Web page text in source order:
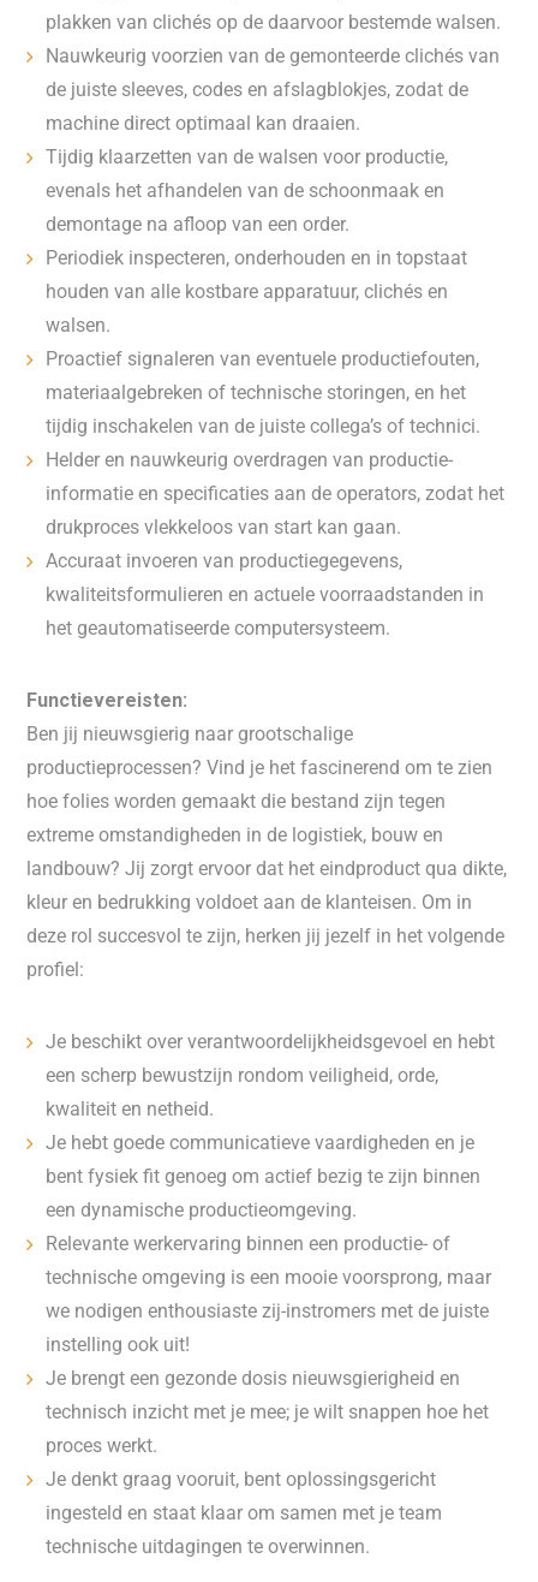
plakken van clichés op de daarvoor bestemde walsen.
Nauwkeurig voorzien van de gemonteerde clichés van
de juiste sleeves, codes en afslagblokjes, zodat de
machine direct optimaal kan draaien.
Tijdig klaarzetten van de walsen voor productie,
evenals het afhandelen van de schoonmaak en
demontage na afloop van een order.
Periodiek inspecteren, onderhouden en in topstaat
houden van alle kostbare apparatuur, clichés en
walsen.
Proactief signaleren van eventuele productiefouten,
materiaalgebreken of technische storingen, en het
tijdig inschakelen van de juiste collega’s of technici.
Helder en nauwkeurig overdragen van productie-
informatie en specificaties aan de operators, zodat het
drukproces vlekkeloos van start kan gaan.
Accuraat invoeren van productiegegevens,
kwaliteitsformulieren en actuele voorraadstanden in
het geautomatiseerde computersysteem.
Functievereisten:
Ben jij nieuwsgierig naar grootschalige
productieprocessen? Vind je het fascinerend om te zien
hoe folies worden gemaakt die bestand zijn tegen
extreme omstandigheden in de logistiek, bouw en
landbouw? Jij zorgt ervoor dat het eindproduct qua dikte,
kleur en bedrukking voldoet aan de klanteisen. Om in
deze rol succesvol te zijn, herken jij jezelf in het volgende
profiel:
Je beschikt over verantwoordelijkheidsgevoel en hebt
een scherp bewustzijn rondom veiligheid, orde,
kwaliteit en netheid.
Je hebt goede communicatieve vaardigheden en je
bent fysiek fit genoeg om actief bezig te zijn binnen
een dynamische productieomgeving.
Relevante werkervaring binnen een productie- of
technische omgeving is een mooie voorsprong, maar
we nodigen enthousiaste zij-instromers met de juiste
instelling ook uit!
Je brengt een gezonde dosis nieuwsgierigheid en
technisch inzicht met je mee; je wilt snappen hoe het
proces werkt.
Je denkt graag vooruit, bent oplossingsgericht
ingesteld en staat klaar om samen met je team
technische uitdagingen te overwinnen.